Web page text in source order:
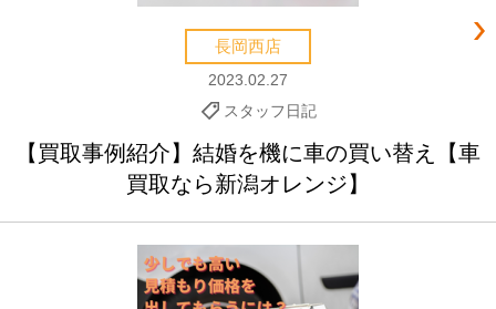
長岡西店
2023.02.27
スタッフ日記
【買取事例紹介】結婚を機に車の買い替え【車
買取なら新潟オレンジ】